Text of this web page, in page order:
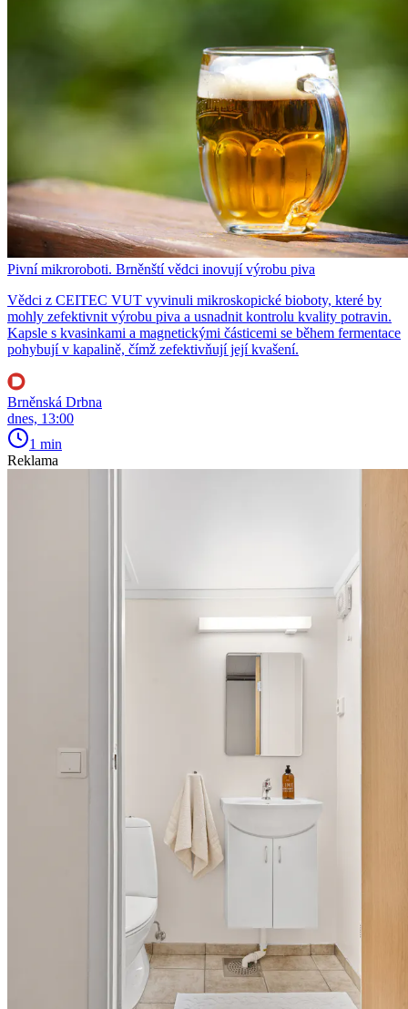
Pivní mikroroboti. Brněnští vědci inovují výrobu piva
Vědci z CEITEC VUT vyvinuli mikroskopické bioboty, které by
mohly zefektivnit výrobu piva a usnadnit kontrolu kvality potravin.
Kapsle s kvasinkami a magnetickými částicemi se během fermentace
pohybují v kapalině, čímž zefektivňují její kvašení.
Brněnská Drbna
dnes, 13:00
1 min
Reklama